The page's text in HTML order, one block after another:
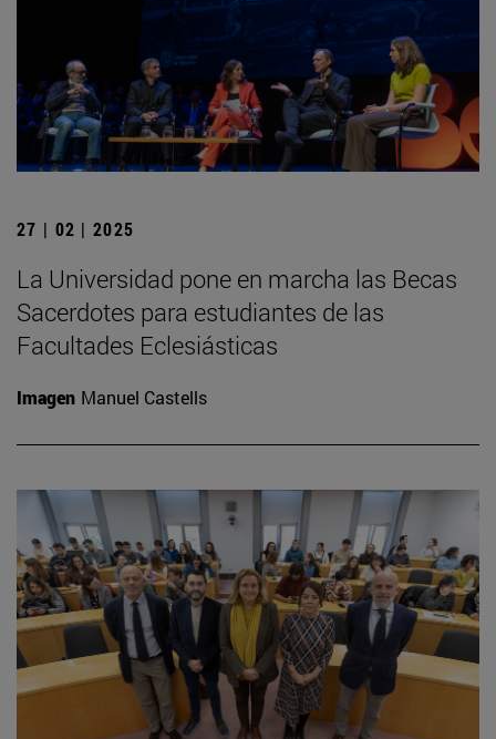
27 | 02 | 2025
La Universidad pone en marcha las Becas
Sacerdotes para estudiantes de las
Facultades Eclesiásticas
Imagen Manuel Castells